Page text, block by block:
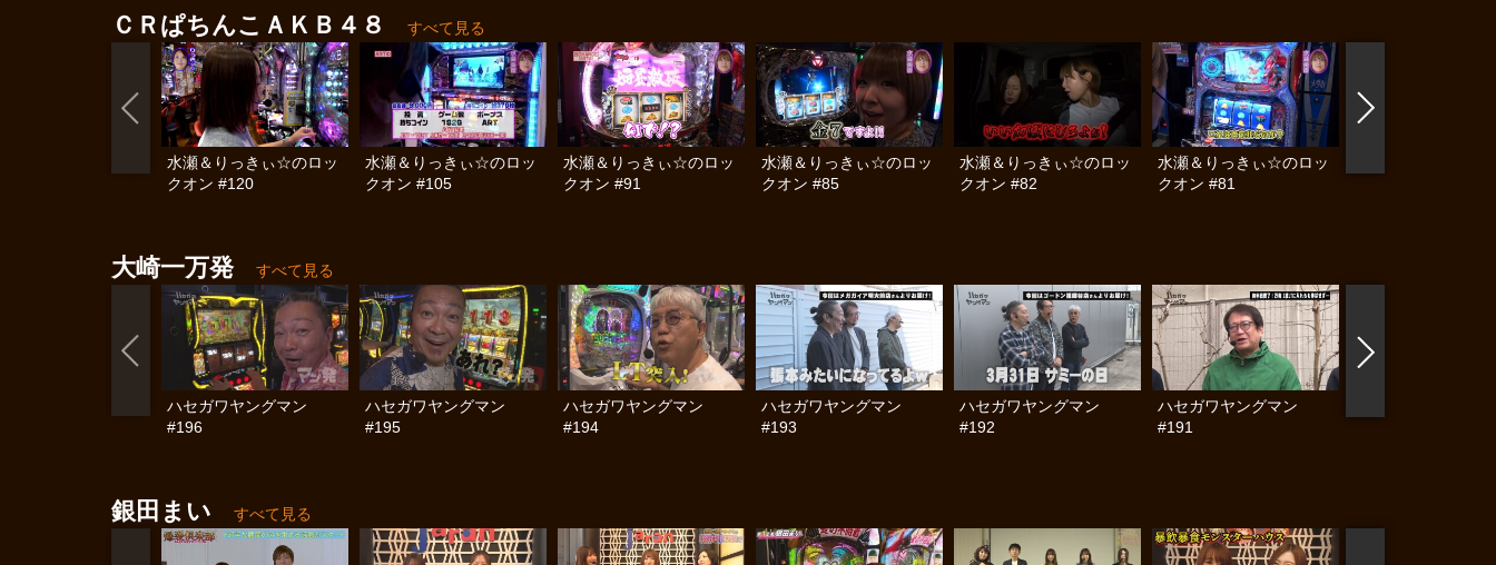
ＣＲぱちんこＡＫＢ４８ すべて見る
水瀬＆りっきぃ☆のロッ
クオン #120
水瀬＆りっきぃ☆のロッ
クオン #105
水瀬＆りっきぃ☆のロッ
クオン #91
水瀬＆りっきぃ☆のロッ
クオン #85
水瀬＆りっきぃ☆のロッ
クオン #82
水瀬＆りっきぃ☆のロッ
クオン #81
大崎一万発 すべて見る
ハセガワヤングマン
#196
ハセガワヤングマン
#195
ハセガワヤングマン
#194
ハセガワヤングマン
#193
ハセガワヤングマン
#192
ハセガワヤングマン
#191
銀田まい すべて見る